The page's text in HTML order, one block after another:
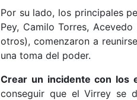
Por su lado, los principales
Pey, Camilo Torres,
otros), comenzaron a
una toma del poder.
Crear un incidente con los
conseguir que el Virrey se